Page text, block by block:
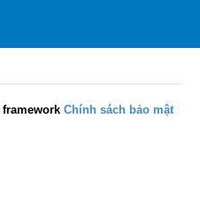
Chính sách bảo mật